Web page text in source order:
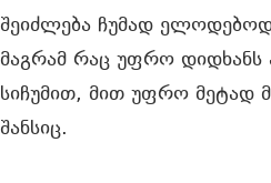
შეიძლება ჩუმად
მაგრამ რაც უფრო დიდხანს
სიჩუმით, მით უფრო მეტად
შანსიც.